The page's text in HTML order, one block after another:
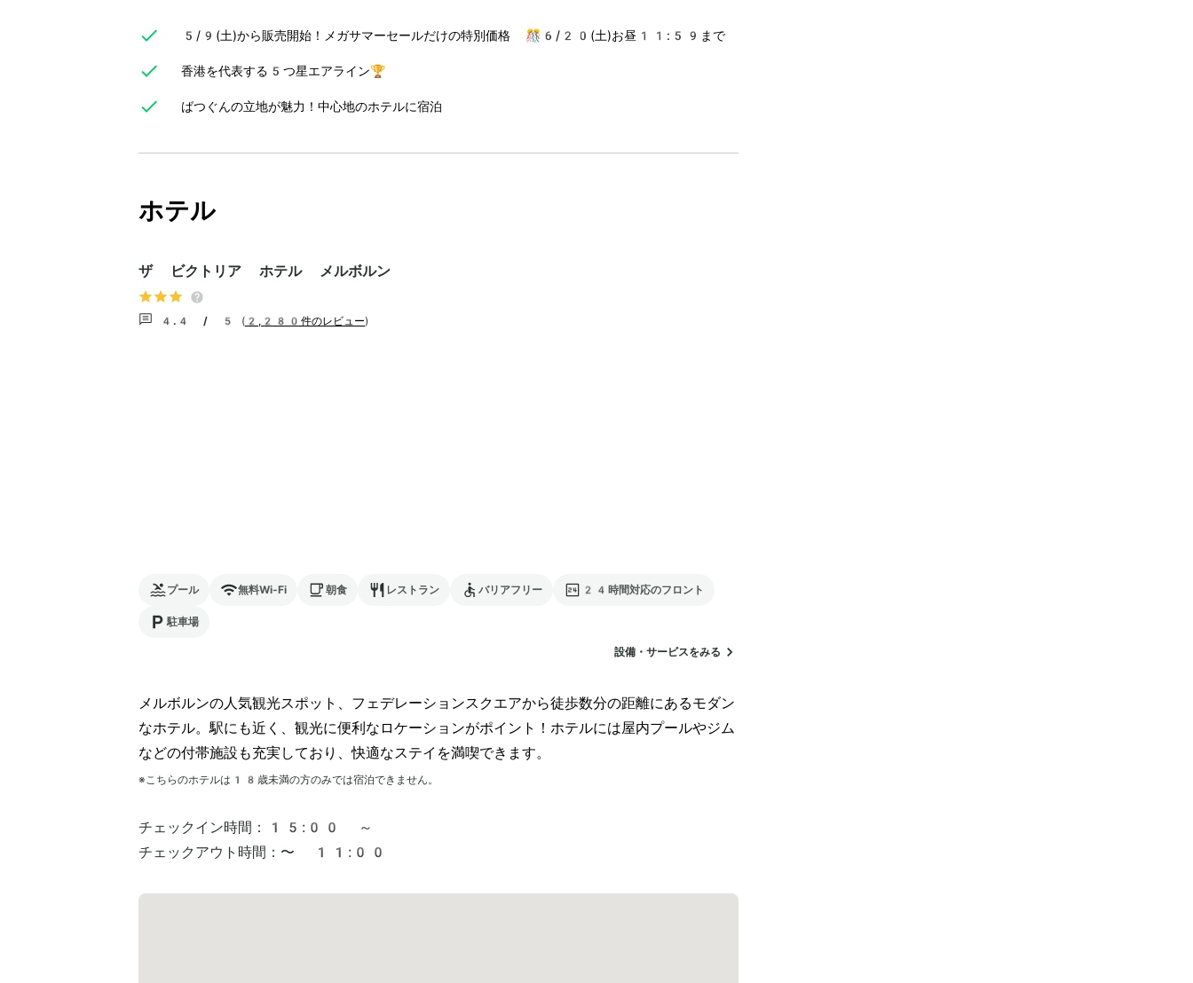
5/9(土)から販売開始！メガサマーセールだけの特別価格 🎊6/20(土)お昼11:59まで
香港を代表する5つ星エアライン🏆
ばつぐんの立地が魅力！中心地のホテルに宿泊
ホテル
ザ ビクトリア ホテル メルボルン
4.4 / 5 ( 2,280件のレビュー)
プール 無料Wi-Fi 朝食 レストラン バリアフリー 24時間対応のフロント
駐車場
設備・サービスをみる
メルボルンの人気観光スポット、フェデレーションスクエアから徒歩数分の距離にあるモダン
なホテル。駅にも近く、観光に便利なロケーションがポイント！ホテルには屋内プールやジム
などの付帯施設も充実しており、快適なステイを満喫できます。
※こちらのホテルは 18 歳未満の方のみでは宿泊できません。
チェックイン時間：
15:00 ～
チェックアウト時間： 〜 11:00